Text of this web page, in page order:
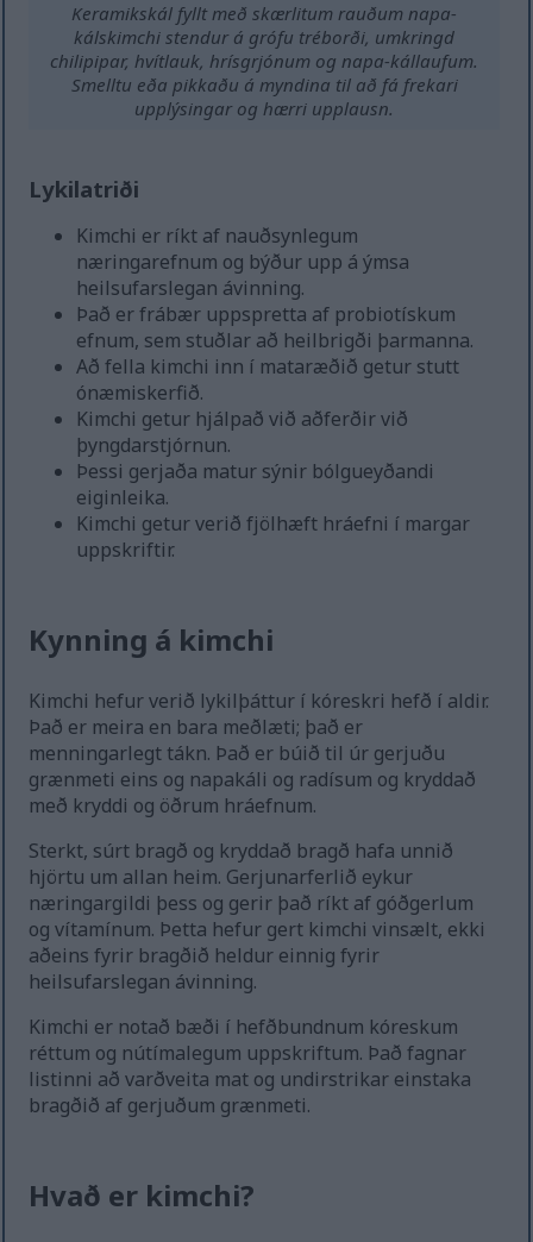
Keramikskál fyllt með skærlitum rauðum napa-
kálskimchi stendur á grófu tréborði, umkringd
chilipipar, hvítlauk, hrísgrjónum og napa-kállaufum.
Smelltu eða pikkaðu á myndina til að fá frekari
upplýsingar og hærri upplausn.
Lykilatriði
Kimchi er ríkt af nauðsynlegum
næringarefnum og býður upp á ýmsa
heilsufarslegan ávinning.
Það er frábær uppspretta af probiotískum
efnum, sem stuðlar að heilbrigði þarmanna.
Að fella kimchi inn í mataræðið getur stutt
ónæmiskerfið.
Kimchi getur hjálpað við aðferðir við
þyngdarstjórnun.
Þessi gerjaða matur sýnir bólgueyðandi
eiginleika.
Kimchi getur verið fjölhæft hráefni í margar
uppskriftir.
Kynning á kimchi
Kimchi hefur verið lykilþáttur í kóreskri hefð í aldir.
Það er meira en bara meðlæti; það er
menningarlegt tákn. Það er búið til úr gerjuðu
grænmeti eins og napakáli og radísum og kryddað
með kryddi og öðrum hráefnum.
Sterkt, súrt bragð og kryddað bragð hafa unnið
hjörtu um allan heim. Gerjunarferlið eykur
næringargildi þess og gerir það ríkt af góðgerlum
og vítamínum. Þetta hefur gert kimchi vinsælt, ekki
aðeins fyrir bragðið heldur einnig fyrir
heilsufarslegan ávinning.
Kimchi er notað bæði í hefðbundnum kóreskum
réttum og nútímalegum uppskriftum. Það fagnar
listinni að varðveita mat og undirstrikar einstaka
bragðið af gerjuðum grænmeti.
Hvað er kimchi?